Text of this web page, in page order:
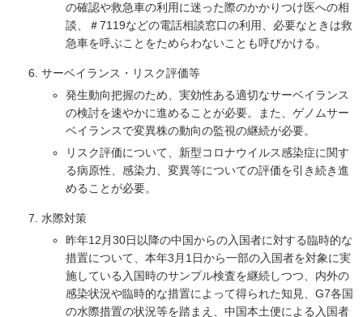
の確認や救急車の利用に迷った際のかかりつけ医への相
談、＃7119などの電話相談窓口の利用、必要なときは救
急車を呼ぶことをためらわないことも呼びかける。
サーベイランス・リスク評価等
発生動向把握のため、実効性ある適切なサーベイランス
の検討を速やかに進めることが必要。また、ゲノムサー
ベイランスで変異株の動向の監視の継続が必要。
リスク評価について、新型コロナウイルス感染症に関す
る病原性、感染力、変異等についての評価を引き続き進
めることが必要。
水際対策
昨年12月30日以降の中国からの入国者に対する臨時的な
措置について、本年3月1日から一部の入国者を対象に実
施している入国時のサンプル検査を継続しつつ、内外の
感染状況や臨時的な措置によって得られた知見、G7各国
の水際措置の状況等を踏まえ、中国本土便による入国者